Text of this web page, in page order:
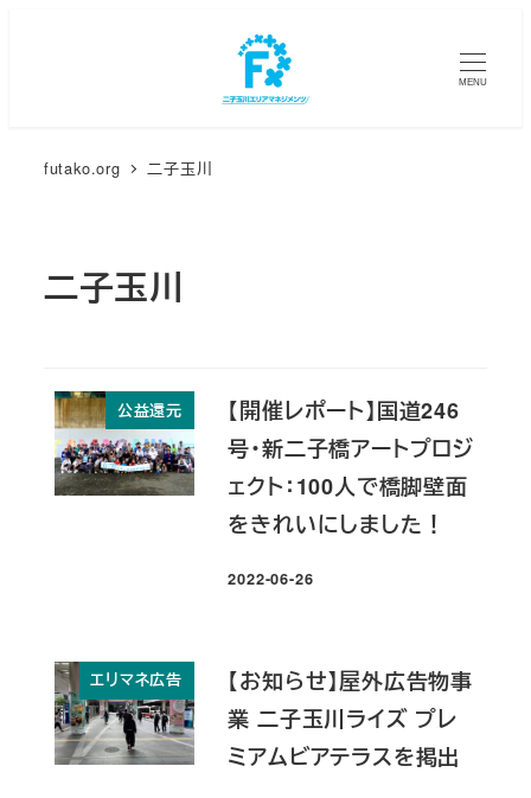
MENU
futako.org 二子玉川
二子玉川
公益還元
【開催レポート】国道246
号・新二子橋アートプロジ
ェクト：100人で橋脚壁面
をきれいにしました！
投稿日
2022-06-26
エリマネ広告
【お知らせ】屋外広告物事
業 二子玉川ライズ プレ
ミアムビアテラスを掲出